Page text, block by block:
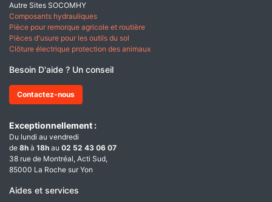
Autre Sites SOCOMHY
Composants hydrauliques
Pièce pour remorque agricole et routière
Pièces d'usure pour les outils du sol
Clôture électrique protection des animaux
Besoin D'aide ? Un conseil
Contactez-nous
Exceptionnellement :
Du lundi au vendredi
de 8h à 18h au 02 52 43 06 07
38 rue de Montréal, Acti Sud,
85000 La Roche sur Yon
Aides et services